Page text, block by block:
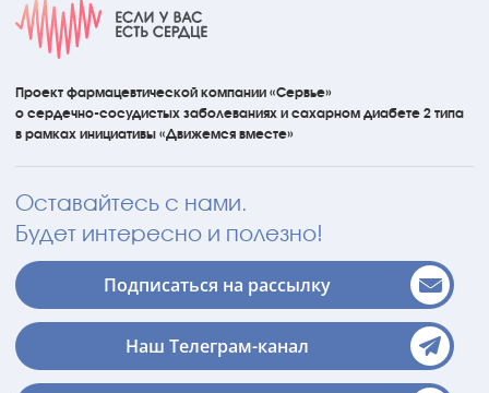
Проект фармацевтической компании «Сервье»
о сердечно-сосудистых заболеваниях и сахарном диабете 2 типа
в рамках инициативы «Движемся вместе»
Оставайтесь с нами.
Будет интересно и полезно!
Подписаться на рассылку
Наш Телеграм-канал